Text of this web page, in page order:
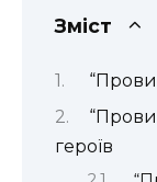
Зміст
героїв